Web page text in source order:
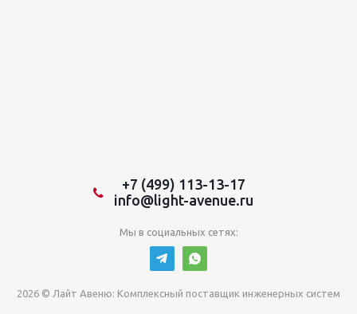
+7 (499) 113-13-17
info@light-avenue.ru
Мы в социальных сетях:
2026 © Лайт Авеню: Комплексный поставщик инженерных систем